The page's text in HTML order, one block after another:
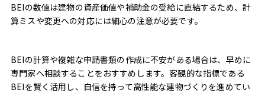
BEIの数値は建物の資産価値や補助金の受給に直結するため、計
算ミスや変更への対応には細心の注意が必要です。
BEIの計算や複雑な申請書類の作成に不安がある場合は、早めに
専門家へ相談することをおすすめします。客観的な指標である
BEIを賢く活用し、自信を持って高性能な建物づくりを進めてい